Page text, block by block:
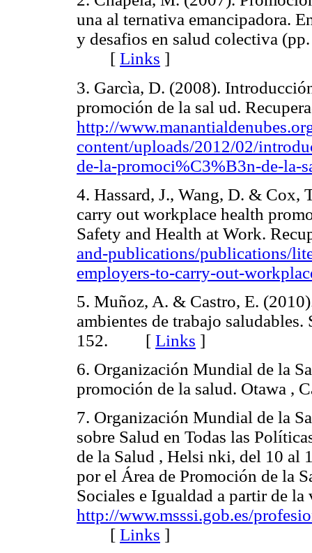
una al ternativa emancipadora.
y desafios en salud colectiva
[ Links ]
3. Garcìa, D. (2008).
promoción de la sal ud.
http://
content/uploads/2012/02/
de-la-promoci%C3%B3n-de-la-
4. Hassard, J., Wang, D. &
carry out workplace health
Safety and Health at Work.
and-publications/publications/
employers-to-carry-out-
5. Muñoz, A. & Castro, E.
ambientes de trabajo
152. [ Links ]
6. Organización Mundial de la
promoción de la salud.
7. Organización Mundial de la
sobre Salud en Todas las
de la Salud , Helsi nki, del 10 al
por el Área de Promoción de la
Sociales e Igualdad a partir de
http://www.msssi.gob.es/
[ Links ]